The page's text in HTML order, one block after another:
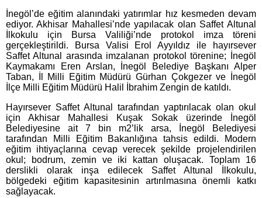
İnegöl’de eğitim alanındaki yatırımlar hız kesmeden devam
ediyor. Akhisar Mahallesi’nde yapılacak olan Saffet Altunal
İlkokulu için Bursa Valiliği’nde protokol imza töreni
gerçekleştirildi. Bursa Valisi Erol Ayyıldız ile hayırsever
Saffet Altunal arasında imzalanan protokol törenine; İnegöl
Kaymakamı Eren Arslan, İnegöl Belediye Başkanı Alper
Taban, İl Milli Eğitim Müdürü Gürhan Çokgezer ve İnegöl
İlçe Milli Eğitim Müdürü Halil İbrahim Zengin de katıldı.
Hayırsever Saffet Altunal tarafından yaptırılacak olan okul
için Akhisar Mahallesi Kuşak Sokak üzerinde İnegöl
Belediyesine ait 7 bin m2’lik arsa, İnegöl Belediyesi
tarafından Milli Eğitim Bakanlığına tahsis edildi. Modern
eğitim ihtiyaçlarına cevap verecek şekilde projelendirilen
okul; bodrum, zemin ve iki kattan oluşacak. Toplam 16
derslikli olarak inşa edilecek Saffet Altunal İlkokulu,
bölgedeki eğitim kapasitesinin artırılmasına önemli katkı
sağlayacak.